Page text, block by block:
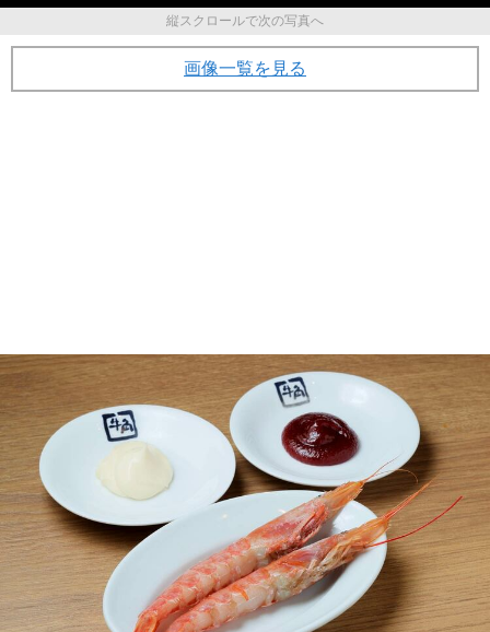
縦スクロールで次の写真へ
画像一覧を見る